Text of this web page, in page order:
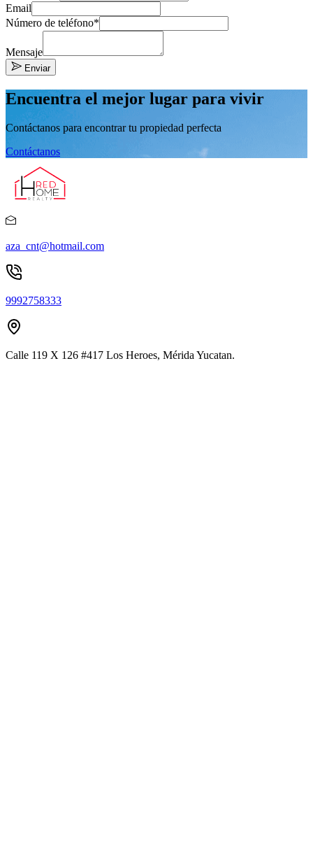
Email
Número de teléfono*
Mensaje
Enviar
Encuentra el mejor lugar para vivir
Contáctanos para encontrar tu propiedad perfecta
Contáctanos
aza_cnt@hotmail.com
9992758333
Calle 119 X 126 #417 Los Heroes, Mérida Yucatan.